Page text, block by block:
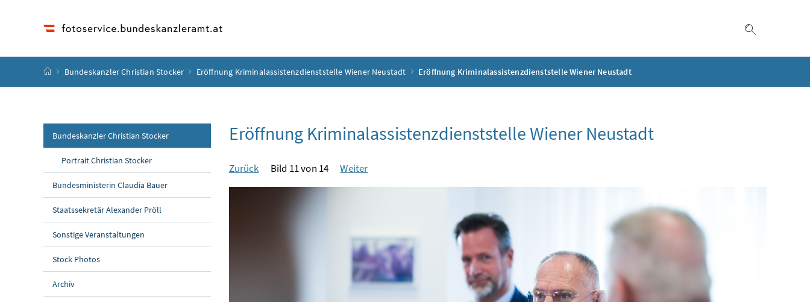
Startseite
Bundeskanzler Christian Stocker Eröffnung Kriminalassistenzdienststelle Wiener Neustadt Eröffnung Kriminalassistenzdienststelle Wiener Neustadt
Bundeskanzler Christian Stocker
Portrait Christian Stocker
Bundesministerin Claudia Bauer
Staatssekretär Alexander Pröll
Sonstige Veranstaltungen
Stock Photos
Archiv
Eröffnung Kriminalassistenzdienststelle Wiener Neustadt
Zurück Bild 11 von 14 Weiter